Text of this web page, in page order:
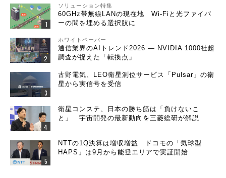
ソリューション特集
60GHz帯無線LANの現在地 Wi-Fiと光ファイバ
ーの間を埋める選択肢に
ホワイトペーパー
通信業界のAIトレンド2026 ― NVIDIA 1000社超
調査が捉えた「転換点」
古野電気、LEO衛星測位サービス「Pulsar」の衛
星から実信号を受信
衛星コンステ、日本の勝ち筋は「負けないこ
と」 宇宙開発の最新動向を三菱総研が解説
NTTの1Q決算は増収増益 ドコモの「気球型
HAPS」は9月から能登エリアで実証開始